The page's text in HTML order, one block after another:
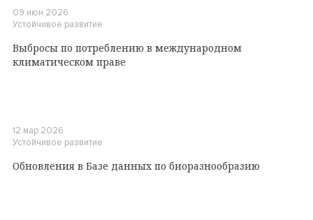
09 июн 2026
Устойчивое развитие
Выбросы по потреблению в международном
климатическом праве
12 мар 2026
Устойчивое развитие
Обновления в Базе данных по биоразнообразию